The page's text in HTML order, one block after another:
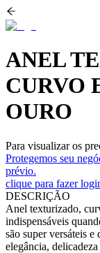
ANEL
CURVO
OURO
Para visualizar os
Protegemos seu
prévio.
clique para fazer
DESCRIÇÃO
Anel texturizado,
indispensáveis
são super versáteis
elegância,